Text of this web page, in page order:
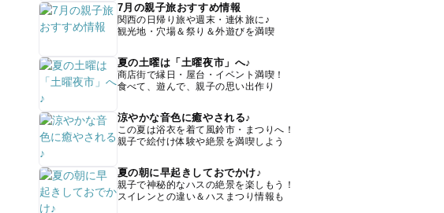
7月の親子旅おすすめ情報
関西の日帰り旅や週末・連休旅に♪
観光地・穴場＆祭り＆外遊びを満喫
夏の土曜は「土曜夜市」へ♪
商店街で縁日・屋台・イベント満喫！
食べて、遊んで、親子の思い出作り
涼やかな音色に癒やされる♪
この夏は浴衣を着て風鈴市・まつりへ！
親子で絵付け体験や絶景を満喫しよう
夏の朝に早起きしておでかけ♪
親子で神秘的なハスの絶景を楽しもう！
スイレンとの違い＆ハスまつり情報も